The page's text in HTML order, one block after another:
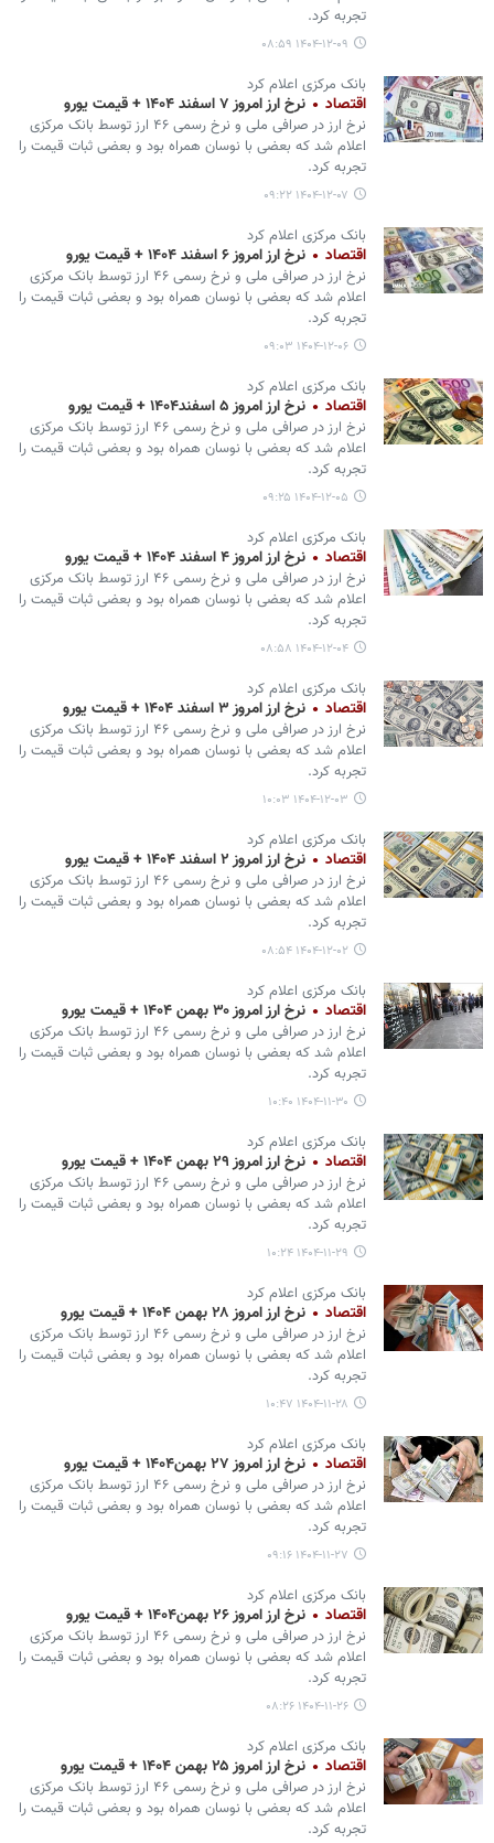
تجربه کرد.
۱۴۰۴-۱۲-۰۹ ۰۸:۵۹
بانک مرکزی اعلام کرد
اقتصاد نرخ ارز امروز ۷ اسفند ۱۴۰۴ + قیمت یورو
نرخ ارز در صرافی ملی و نرخ رسمی ۴۶ ارز توسط بانک مرکزی
اعلام شد که بعضی با نوسان همراه بود و بعضی ثبات قیمت را
تجربه کرد.
۱۴۰۴-۱۲-۰۷ ۰۹:۲۲
بانک مرکزی اعلام کرد
اقتصاد نرخ ارز امروز ۶ اسفند ۱۴۰۴ + قیمت یورو
نرخ ارز در صرافی ملی و نرخ رسمی ۴۶ ارز توسط بانک مرکزی
اعلام شد که بعضی با نوسان همراه بود و بعضی ثبات قیمت را
تجربه کرد.
۱۴۰۴-۱۲-۰۶ ۰۹:۰۳
بانک مرکزی اعلام کرد
اقتصاد نرخ ارز امروز ۵ اسفند۱۴۰۴ + قیمت یورو
نرخ ارز در صرافی ملی و نرخ رسمی ۴۶ ارز توسط بانک مرکزی
اعلام شد که بعضی با نوسان همراه بود و بعضی ثبات قیمت را
تجربه کرد.
۱۴۰۴-۱۲-۰۵ ۰۹:۲۵
بانک مرکزی اعلام کرد
اقتصاد نرخ ارز امروز ۴ اسفند ۱۴۰۴ + قیمت یورو
نرخ ارز در صرافی ملی و نرخ رسمی ۴۶ ارز توسط بانک مرکزی
اعلام شد که بعضی با نوسان همراه بود و بعضی ثبات قیمت را
تجربه کرد.
۱۴۰۴-۱۲-۰۴ ۰۸:۵۸
بانک مرکزی اعلام کرد
اقتصاد نرخ ارز امروز ۳ اسفند ۱۴۰۴ + قیمت یورو
نرخ ارز در صرافی ملی و نرخ رسمی ۴۶ ارز توسط بانک مرکزی
اعلام شد که بعضی با نوسان همراه بود و بعضی ثبات قیمت را
تجربه کرد.
۱۴۰۴-۱۲-۰۳ ۱۰:۰۳
بانک مرکزی اعلام کرد
اقتصاد نرخ ارز امروز ۲ اسفند ۱۴۰۴ + قیمت یورو
نرخ ارز در صرافی ملی و نرخ رسمی ۴۶ ارز توسط بانک مرکزی
اعلام شد که بعضی با نوسان همراه بود و بعضی ثبات قیمت را
تجربه کرد.
۱۴۰۴-۱۲-۰۲ ۰۸:۵۴
بانک مرکزی اعلام کرد
اقتصاد نرخ ارز امروز ۳۰ بهمن ۱۴۰۴ + قیمت یورو
نرخ ارز در صرافی ملی و نرخ رسمی ۴۶ ارز توسط بانک مرکزی
اعلام شد که بعضی با نوسان همراه بود و بعضی ثبات قیمت را
تجربه کرد.
۱۴۰۴-۱۱-۳۰ ۱۰:۴۰
بانک مرکزی اعلام کرد
اقتصاد نرخ ارز امروز ۲۹ بهمن ۱۴۰۴ + قیمت یورو
نرخ ارز در صرافی ملی و نرخ رسمی ۴۶ ارز توسط بانک مرکزی
اعلام شد که بعضی با نوسان همراه بود و بعضی ثبات قیمت را
تجربه کرد.
۱۴۰۴-۱۱-۲۹ ۱۰:۲۴
بانک مرکزی اعلام کرد
اقتصاد نرخ ارز امروز ۲۸ بهمن ۱۴۰۴ + قیمت یورو
نرخ ارز در صرافی ملی و نرخ رسمی ۴۶ ارز توسط بانک مرکزی
اعلام شد که بعضی با نوسان همراه بود و بعضی ثبات قیمت را
تجربه کرد.
۱۴۰۴-۱۱-۲۸ ۱۰:۴۷
بانک مرکزی اعلام کرد
اقتصاد نرخ ارز امروز ۲۷ بهمن۱۴۰۴ + قیمت یورو
نرخ ارز در صرافی ملی و نرخ رسمی ۴۶ ارز توسط بانک مرکزی
اعلام شد که بعضی با نوسان همراه بود و بعضی ثبات قیمت را
تجربه کرد.
۱۴۰۴-۱۱-۲۷ ۰۹:۱۶
بانک مرکزی اعلام کرد
اقتصاد نرخ ارز امروز ۲۶ بهمن۱۴۰۴ + قیمت یورو
نرخ ارز در صرافی ملی و نرخ رسمی ۴۶ ارز توسط بانک مرکزی
اعلام شد که بعضی با نوسان همراه بود و بعضی ثبات قیمت را
تجربه کرد.
۱۴۰۴-۱۱-۲۶ ۰۸:۲۶
بانک مرکزی اعلام کرد
اقتصاد نرخ ارز امروز ۲۵ بهمن ۱۴۰۴ + قیمت یورو
نرخ ارز در صرافی ملی و نرخ رسمی ۴۶ ارز توسط بانک مرکزی
اعلام شد که بعضی با نوسان همراه بود و بعضی ثبات قیمت را
تجربه کرد.